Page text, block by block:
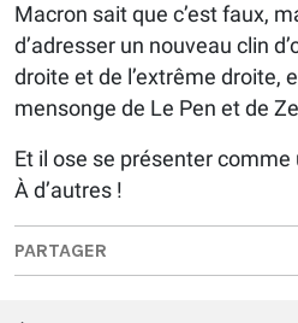
Macron sait que c’est faux,
d’adresser un nouveau clin
droite et de l’extrême droite,
mensonge de Le Pen et de
Et il ose se présenter
À d’autres !
PARTAGER